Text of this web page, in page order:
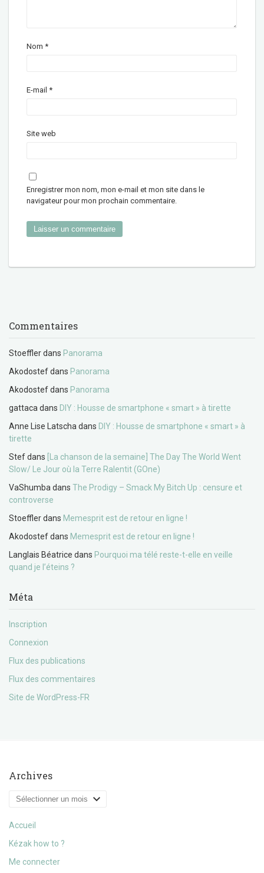
Nom *
E-mail *
Site web
Enregistrer mon nom, mon e-mail et mon site dans le
navigateur pour mon prochain commentaire.
Commentaires
Stoefflerdans Panorama
Akodostefdans Panorama
Akodostefdans Panorama
gattaca dans DIY : Housse de smartphone « smart » à tirette
Anne Lise Latscha dans DIY : Housse de smartphone « smart » à
tirette
Stefdans
[La chanson de la semaine] The Day The World Went
Slow/ Le Jour où la Terre Ralentit (GOne)
VaShumba dans The Prodigy – Smack My Bitch Up : censure et
controverse
Stoefflerdans Memesprit est de retour en ligne !
Akodostefdans Memesprit est de retour en ligne !
Langlais Béatrice dans Pourquoi ma télé reste-t-elle en veille
quand je l’éteins ?
Méta
Inscription
Connexion
Flux des publications
Flux des commentaires
Site de WordPress-FR
Archives
Archives
Accueil
Kézak how to ?
Me connecter